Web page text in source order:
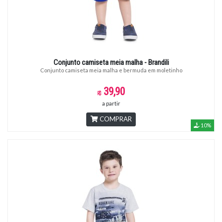
Conjunto camiseta meia malha - Brandili
Conjunto camiseta meia malha e bermuda em moletinho
39,90
a partir
COMPRAR
10%